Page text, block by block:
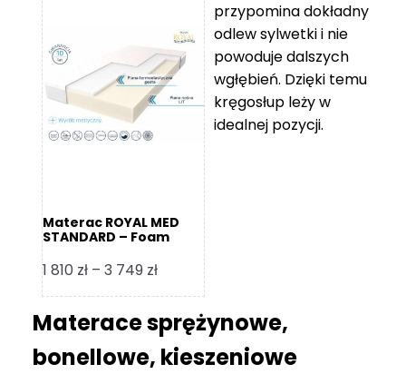
119 zł
do
11
670 zł
Materac ROYAL MED
STANDARD – Foam
1 810 zł – 3 749 złZakres
cen:
od
1
810 zł
przypomina dokładny
odlew sylwetki i nie
powoduje dalszych
wgłębień. Dzięki temu
kręgosłup leży w
idealnej pozycji.
Materace sprężynowe,
bonellowe, kieszeniowe